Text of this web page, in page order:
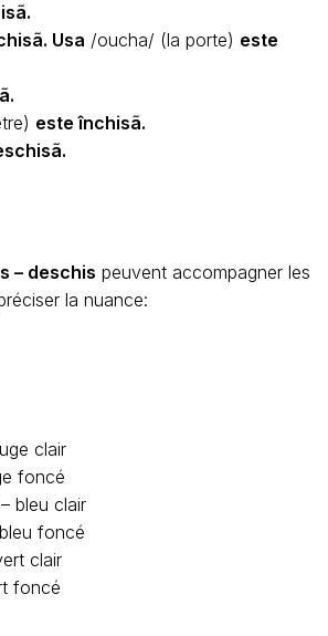
Usa /oucha/ (la porte) este
este închisã.
– deschis peuvent accompagner les
la nuance:
clair
foncé
– bleu clair
foncé
clair
foncé